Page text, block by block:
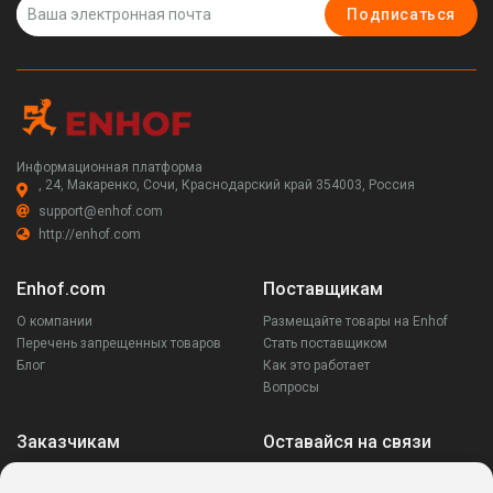
Подписаться
Информационная платформа
, 24, Макаренко, Сочи, Краснодарский край 354003, Россия
support@enhof.com
http://enhof.com
Enhof.com
О компании
Перечень запрещенных товаров
Блог
Поставщикам
Размещайте товары на Enhof
Стать поставщиком
Как это работает
Вопросы
Заказчикам Оставайся на связи